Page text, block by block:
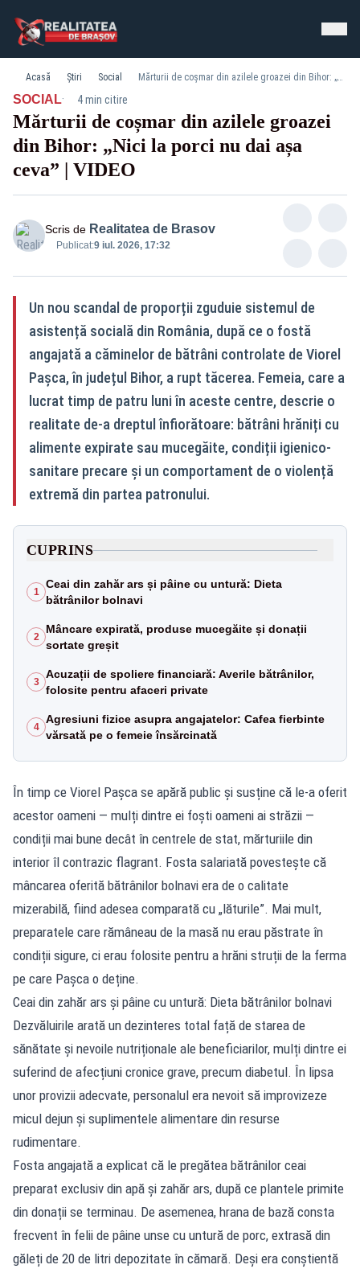
Acasă Știri Social Mărturii de coșmar din azilele groazei din Bihor: „Nici la porci nu dai așa ceva” | VIDEO
SOCIAL· 4 min citire
Mărturii de coșmar din azilele groazei
din Bihor: „Nici la porci nu dai așa
ceva” | VIDEO
Scris de Realitatea de Brasov
Publicat:9 iul. 2026, 17:32
Un nou scandal de proporții zguduie sistemul de
asistență socială din România, după ce o fostă
angajată a căminelor de bătrâni controlate de Viorel
Pașca, în județul Bihor, a rupt tăcerea. Femeia, care a
lucrat timp de patru luni în aceste centre, descrie o
realitate de-a dreptul înfiorătoare: bătrâni hrăniți cu
alimente expirate sau mucegăite, condiții igienico-
sanitare precare și un comportament de o violență
extremă din partea patronului.
CUPRINS
1
Ceai din zahăr ars și pâine cu untură: Dieta
bătrânilor bolnavi
2
Mâncare expirată, produse mucegăite și donații
sortate greșit
3
Acuzații de spoliere financiară: Averile bătrânilor,
folosite pentru afaceri private
4
Agresiuni fizice asupra angajatelor: Cafea fierbinte
vărsată pe o femeie însărcinată
În timp ce Viorel Pașca se apără public și susține că le-a oferit
acestor oameni — mulți dintre ei foști oameni ai străzii —
condiții mai bune decât în centrele de stat, mărturiile din
interior îl contrazic flagrant. Fosta salariată povestește că
mâncarea oferită bătrânilor bolnavi era de o calitate
mizerabilă, fiind adesea comparată cu „lăturile”. Mai mult,
preparatele care rămâneau de la masă nu erau păstrate în
condiții sigure, ci erau folosite pentru a hrăni struții de la ferma
pe care Pașca o deține.
Ceai din zahăr ars și pâine cu untură: Dieta bătrânilor bolnavi
Dezvăluirile arată un dezinteres total față de starea de
sănătate și nevoile nutriționale ale beneficiarilor, mulți dintre ei
suferind de afecțiuni cronice grave, precum diabetul. În lipsa
unor provizii adecvate, personalul era nevoit să improvizeze
micul dejun și suplimentele alimentare din resurse
rudimentare.
Fosta angajată a explicat că le pregătea bătrânilor ceai
preparat exclusiv din apă și zahăr ars, după ce plantele primite
din donații se terminau. De asemenea, hrana de bază consta
frecvent în felii de pâine unse cu untură de porc, extrasă din
găleți de 20 de litri depozitate în cămară. Deși era conștientă